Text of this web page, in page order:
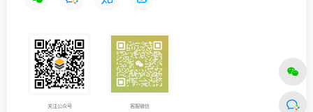
关注公众号 客服微信